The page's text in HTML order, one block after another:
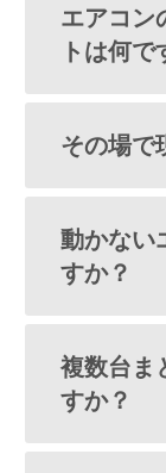
エアコン
トは何で
その場で
動かない
すか？
複数台ま
すか？